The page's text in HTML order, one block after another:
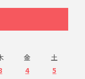
金
土
4
5